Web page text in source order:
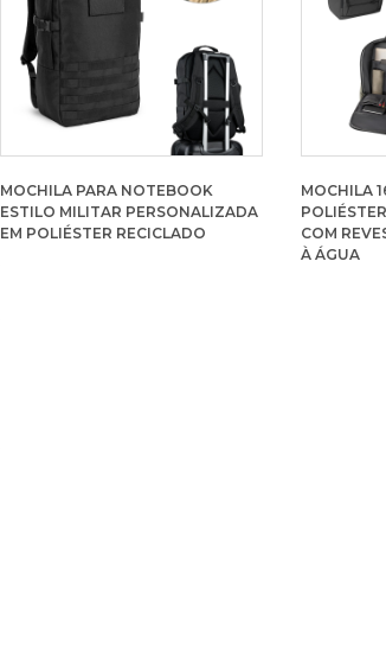
MOCHILA PARA NOTEBOOK
ESTILO MILITAR PERSONALIZADA
EM POLIÉSTER RECICLADO
MOCHILA
COM
À ÁGUA